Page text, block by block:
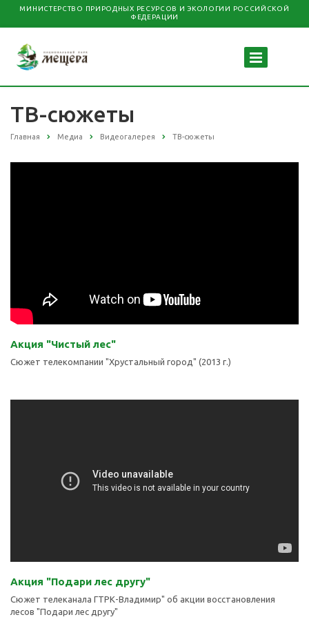
МИНИСТЕРСТВО ПРИРОДНЫХ РЕСУРСОВ И ЭКОЛОГИИ РОССИЙСКОЙ
ФЕДЕРАЦИИ
ТВ-сюжеты
Главная Медиа Видеогалерея ТВ-сюжеты
Акция "Чистый лес"
Сюжет телекомпании "Хрустальный город" (2013 г.)
Акция "Подари лес другу"
Сюжет телеканала ГТРК-Владимир" об акции восстановления
лесов "Подари лес другу"